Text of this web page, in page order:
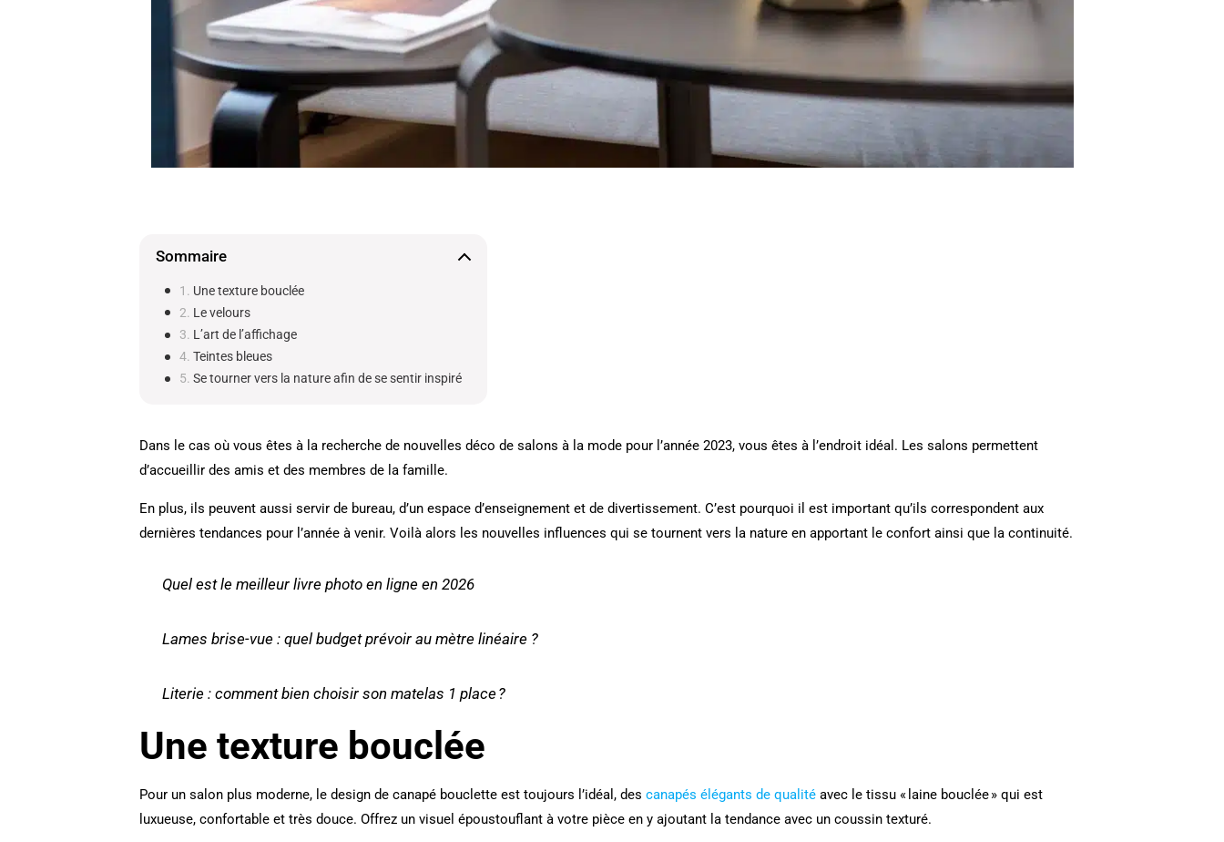
Sommaire
Une texture bouclée
Le velours
L’art de l’affichage
Teintes bleues
Se tourner vers la nature afin de se sentir inspiré
Dans le cas où vous êtes à la recherche de nouvelles déco de salons à la mode pour l’année 2023, vous êtes à l’endroit idéal. Les salons permettent
d’accueillir des amis et des membres de la famille.
En plus, ils peuvent aussi servir de bureau, d’un espace d’enseignement et de divertissement. C’est pourquoi il est important qu’ils correspondent aux
dernières tendances pour l’année à venir. Voilà alors les nouvelles influences qui se tournent vers la nature en apportant le confort ainsi que la continuité.
Quel est le meilleur livre photo en ligne en 2026
Lames brise-vue : quel budget prévoir au mètre linéaire ?
Literie : comment bien choisir son matelas 1 place ?
Une texture bouclée
Pour un salon plus moderne, le design de canapé bouclette est toujours l’idéal, des canapés élégants de qualitéavec le tissu « laine bouclée » qui est
luxueuse, confortable et très douce. Offrez un visuel époustouflant à votre pièce en y ajoutant la tendance avec un coussin texturé.